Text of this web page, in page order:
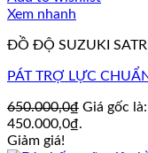
Xem nhanh
ĐỒ ĐỘ SUZUKI
PÁT TRỢ LỰC
650.000,0₫ Giá gốc
450.000,0₫.
Giảm giá!